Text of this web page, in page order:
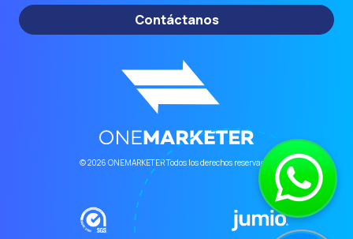
Contáctanos
© 2026 ONEMARKETER Todos los derechos reservados